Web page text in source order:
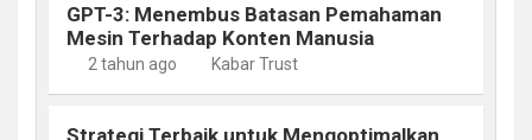
GPT-3: Menembus Batasan Pemahaman
Mesin Terhadap Konten Manusia
2 tahun ago Kabar Trust
Strategi Terbaik untuk Mengoptimalkan